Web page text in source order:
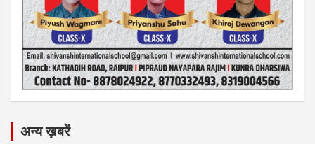
अन्य ख़बरें